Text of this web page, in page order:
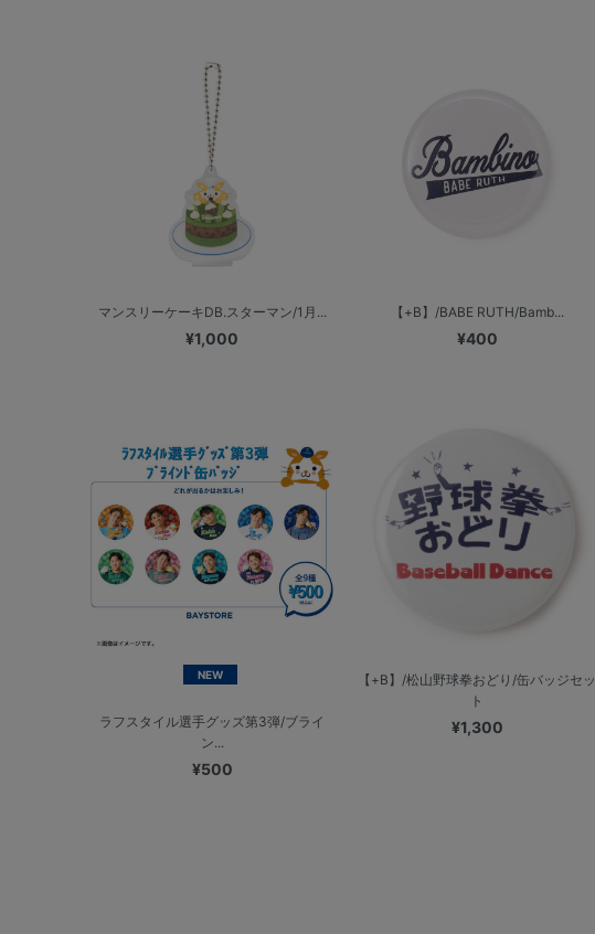
マンスリーケーキDB.スターマン/1月...
¥1,000
【+B】/BABE RUTH/Bamb...
¥400
NEW
ラフスタイル選手グッズ第3弾/ブライ
ン...
¥500
【+B】/松山野球拳おどり/缶バッジセッ
ト
¥1,300